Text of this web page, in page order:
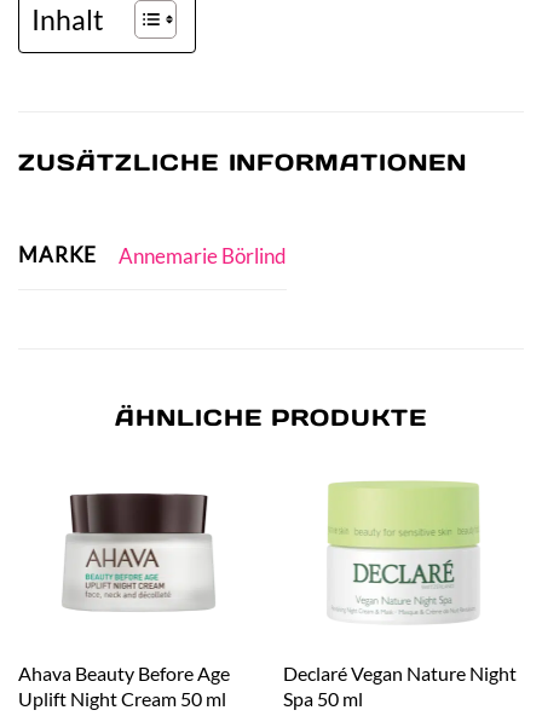
Inhalt
ZUSÄTZLICHE INFORMATIONEN
MARKE Annemarie Börlind
ÄHNLICHE PRODUKTE
Ahava Beauty Before Age
Uplift Night Cream 50 ml
Declaré Vegan Nature Night
Spa 50 ml